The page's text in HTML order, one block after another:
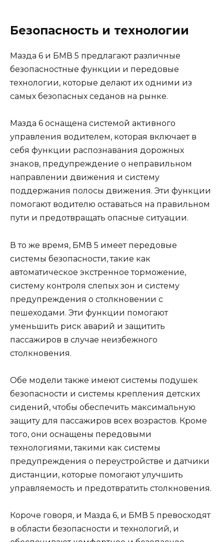
Безопасность и технологии
Мазда 6 и БМВ 5 предлагают различные
безопасностные функции и передовые
технологии, которые делают их одними из
самых безопасных седанов на рынке.
Мазда 6 оснащена системой активного
управления водителем, которая включает в
себя функции распознавания дорожных
знаков, предупреждение о неправильном
направлении движения и систему
поддержания полосы движения. Эти функции
помогают водителю оставаться на правильном
пути и предотвращать опасные ситуации.
В то же время, БМВ 5 имеет передовые
системы безопасности, такие как
автоматическое экстренное торможение,
систему контроля слепых зон и систему
предупреждения о столкновении с
пешеходами. Эти функции помогают
уменьшить риск аварий и защитить
пассажиров в случае неизбежного
столкновения.
Обе модели также имеют системы подушек
безопасности и системы крепления детских
сидений, чтобы обеспечить максимальную
защиту для пассажиров всех возрастов. Кроме
того, они оснащены передовыми
технологиями, такими как системы
предупреждения о переустройстве и датчики
дистанции, которые помогают улучшить
управляемость и предотвратить столкновения.
Короче говоря, и Мазда 6, и БМВ 5 превосходят
в области безопасности и технологий, и